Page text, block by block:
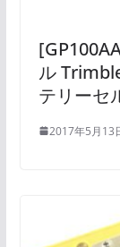
ル
テリーセ
2017年5月13